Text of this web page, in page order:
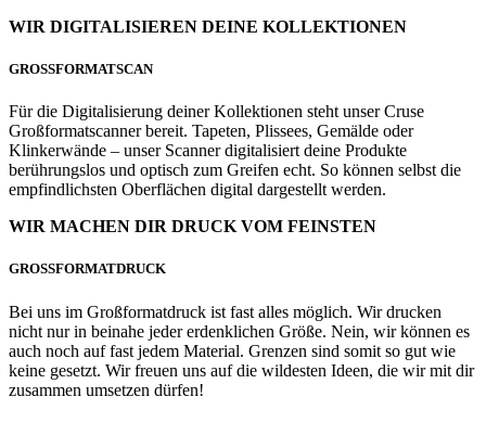
WIR DIGITALISIEREN DEINE KOLLEKTIONEN
GROSSFORMATSCAN
Für die Digitalisierung deiner Kollektionen steht unser Cruse
Großformatscanner bereit. Tapeten, Plissees, Gemälde oder
Klinkerwände – unser Scanner digitalisiert deine Produkte
berührungslos und optisch zum Greifen echt. So können selbst die
empfindlichsten Oberflächen digital dargestellt werden.
WIR MACHEN DIR DRUCK VOM FEINSTEN
GROSSFORMATDRUCK
Bei uns im Großformatdruck ist fast alles möglich. Wir drucken
nicht nur in beinahe jeder erdenklichen Größe. Nein, wir können es
auch noch auf fast jedem Material. Grenzen sind somit so gut wie
keine gesetzt. Wir freuen uns auf die wildesten Ideen, die wir mit dir
zusammen umsetzen dürfen!